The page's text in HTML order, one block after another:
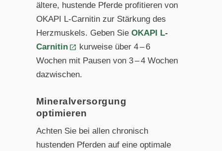
ältere, hustende Pferde profitieren von
OKAPI L-Carnitin zur Stärkung des
Herzmuskels. Geben Sie OKAPI L-
Carnitin
kurweise über 4 – 6
Wochen mit Pausen von 3 – 4 Wochen
dazwischen.
Mineralversorgung
optimieren
Achten Sie bei allen chronisch
hustenden Pferden auf eine optimale